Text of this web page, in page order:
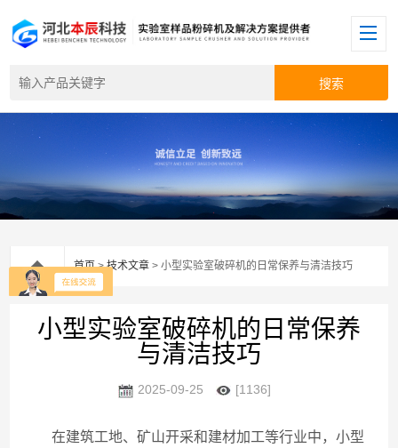
首页>技术文章 > 小型实验室破碎机的日常保养与清洁技巧
小型实验室破碎机的日常保养
与清洁技巧
2025-09-25 [1136]
在建筑工地、矿山开采和建材加工等行业中，小型